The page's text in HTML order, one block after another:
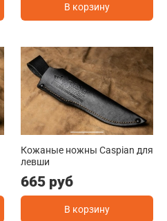
В корзину
Кожаные ножны Caspian для
левши
665 руб
В корзину